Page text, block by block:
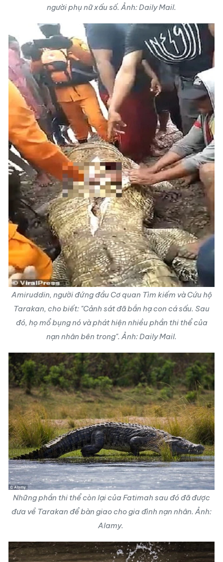
người phụ nữ xấu số. Ảnh: Daily Mail.
Amiruddin, người đứng đầu Cơ quan Tìm kiếm và Cứu hộ
Tarakan, cho biết: "Cảnh sát đã bắn hạ con cá sấu. Sau
đó, họ mổ bụng nó và phát hiện nhiều phần thi thể của
nạn nhân bên trong". Ảnh: Daily Mail.
Những phần thi thể còn lại của Fatimah sau đó đã được
đưa về Tarakan để bàn giao cho gia đình nạn nhân. Ảnh:
Alamy.